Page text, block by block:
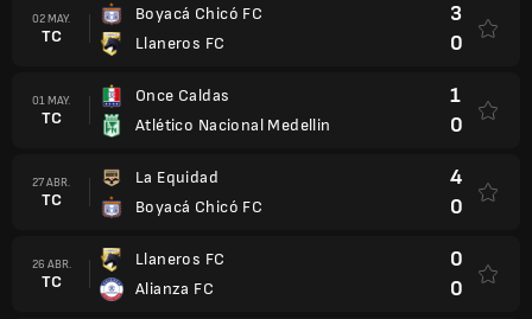
02 MAY.
TC
Boyacá Chicó FC
Llaneros FC
3
0
01 MAY.
TC
Once Caldas
Atlético Nacional Medellin
1
0
27 ABR.
TC
La Equidad
Boyacá Chicó FC
4
0
26 ABR.
TC
Llaneros FC
Alianza FC
0
0